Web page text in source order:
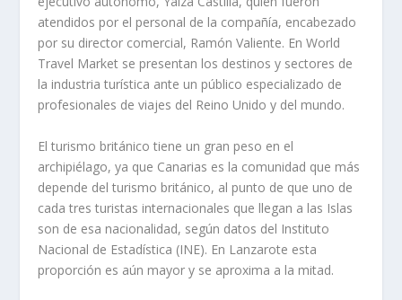
atendidos por el personal de la compañía, encabezado
por su director comercial, Ramón Valiente. En World
Travel Market se presentan los destinos y sectores de
la industria turística ante un público especializado de
profesionales de viajes del Reino Unido y del mundo.
El turismo británico tiene un gran peso en el
archipiélago, ya que Canarias es la comunidad que más
depende del turismo británico, al punto de que uno de
cada tres turistas internacionales que llegan a las Islas
son de esa nacionalidad, según datos del Instituto
Nacional de Estadística (INE). En Lanzarote esta
proporción es aún mayor y se aproxima a la mitad.